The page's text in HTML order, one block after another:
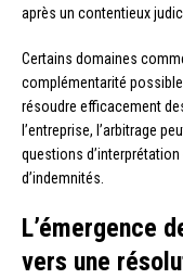
après un contentieux
Certains domaines
complémentarité
résoudre efficacement
l’entreprise, l’arbitrage
questions
d’indemnités.
L’émergence
vers une